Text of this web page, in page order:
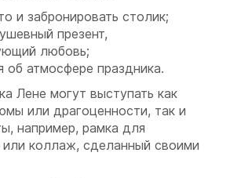
и забронировать столик;
презент,
любовь;
об атмосфере праздника.
Лене могут выступать как
или драгоценности, так и
например, рамка для
коллаж, сделанный своими